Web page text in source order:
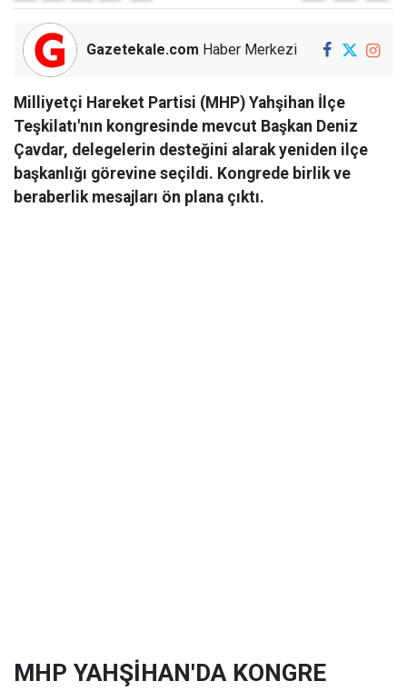
Gazetekale.com Haber Merkezi
Milliyetçi Hareket Partisi (MHP) Yahşihan İlçe
Teşkilatı'nın kongresinde mevcut Başkan Deniz
Çavdar, delegelerin desteğini alarak yeniden ilçe
başkanlığı görevine seçildi. Kongrede birlik ve
beraberlik mesajları ön plana çıktı.
MHP YAHŞİHAN'DA KONGRE